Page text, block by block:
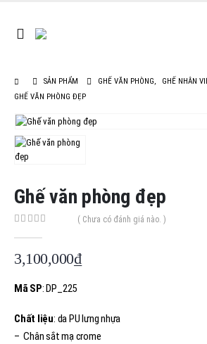
SẢN PHẨM GHẾ VĂN PHÒNG,
GHẾ NHÂN
GHẾ VĂN PHÒNG ĐẸP
Ghế văn phòng đẹp
( Chưa có đánh giá nào. )
3,100,000₫
Mã SP: DP_225
Chất liệu: da PU lưng nhựa
– Chân sắt mạ crome